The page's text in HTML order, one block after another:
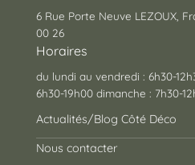
6 Rue Porte Neuve LEZOUX,
00 26
Horaires
du lundi au vendredi : 6h30-
6h30-19h00 dimanche : 7h30-
Actualités/Blog Côté Déco
Nous contacter